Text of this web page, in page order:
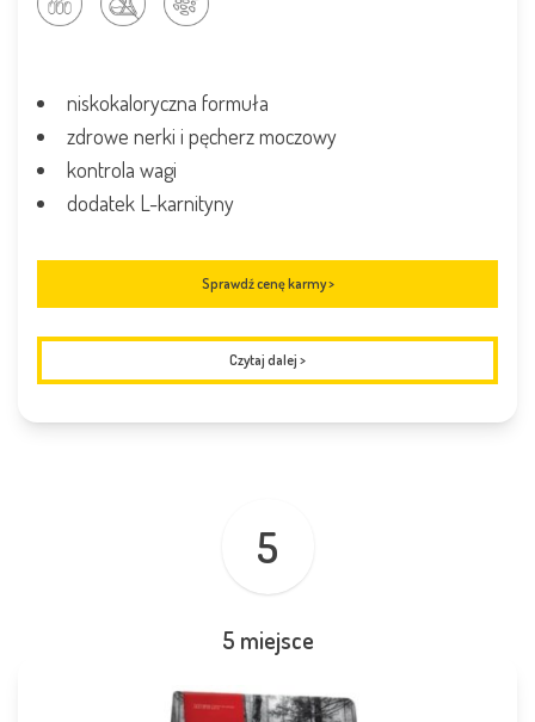
niskokaloryczna formuła
zdrowe nerki i pęcherz moczowy
kontrola wagi
dodatek L-karnityny
Sprawdź cenę karmy >
Czytaj dalej >
5
5 miejsce